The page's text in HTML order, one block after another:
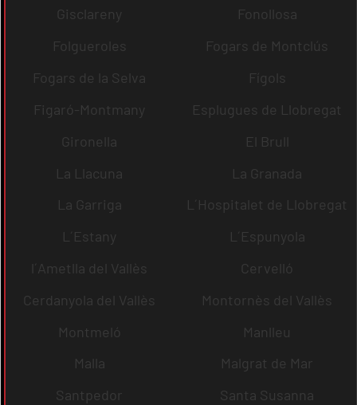
Gisclareny
Fonollosa
Folgueroles
Fogars de Montclús
Fogars de la Selva
Fígols
Figaró-Montmany
Esplugues de Llobregat
Gironella
El Brull
La Llacuna
La Granada
La Garriga
L´Hospitalet de Llobregat
L´Estany
L´Espunyola
l´Ametlla del Vallès
Cervelló
Cerdanyola del Vallès
Montornès del Vallès
Montmeló
Manlleu
Malla
Malgrat de Mar
Santpedor
Santa Susanna